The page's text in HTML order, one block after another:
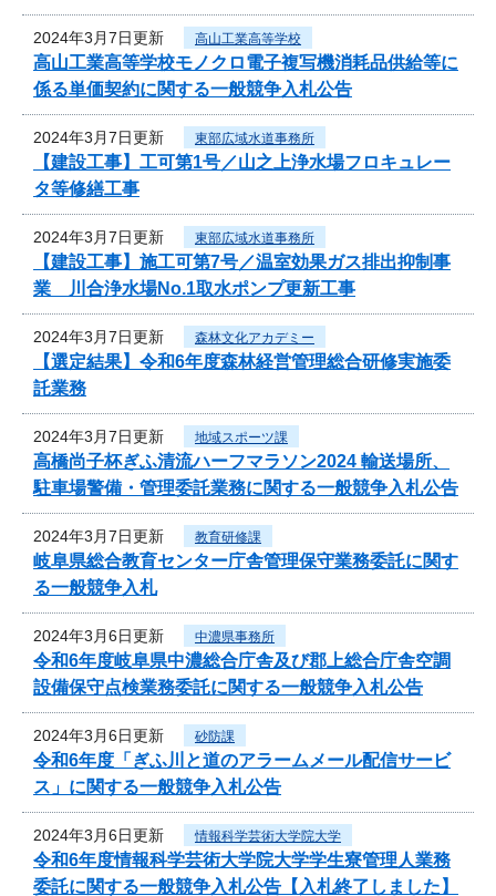
2024年3月7日更新 高山工業高等学校
高山工業高等学校モノクロ電子複写機消耗品供給等に
係る単価契約に関する一般競争入札公告
2024年3月7日更新 東部広域水道事務所
【建設工事】工可第1号／山之上浄水場フロキュレー
タ等修繕工事
2024年3月7日更新 東部広域水道事務所
【建設工事】施工可第7号／温室効果ガス排出抑制事
業 川合浄水場No.1取水ポンプ更新工事
2024年3月7日更新 森林文化アカデミー
【選定結果】令和6年度森林経営管理総合研修実施委
託業務
2024年3月7日更新 地域スポーツ課
高橋尚子杯ぎふ清流ハーフマラソン2024 輸送場所、
駐車場警備・管理委託業務に関する一般競争入札公告
2024年3月7日更新 教育研修課
岐阜県総合教育センター庁舎管理保守業務委託に関す
る一般競争入札
2024年3月6日更新 中濃県事務所
令和6年度岐阜県中濃総合庁舎及び郡上総合庁舎空調
設備保守点検業務委託に関する一般競争入札公告
2024年3月6日更新 砂防課
令和6年度「ぎふ川と道のアラームメール配信サービ
ス」に関する一般競争入札公告
2024年3月6日更新 情報科学芸術大学院大学
令和6年度情報科学芸術大学院大学学生寮管理人業務
委託に関する一般競争入札公告【入札終了しました】